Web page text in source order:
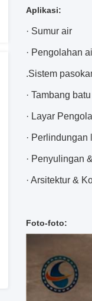
Aplikasi:
· Sumur air
· Pengolahan
.Sistem
· Tambang
· Layar
· Perlindungan
· Penyulingan
· Arsitektur &
Foto-foto: